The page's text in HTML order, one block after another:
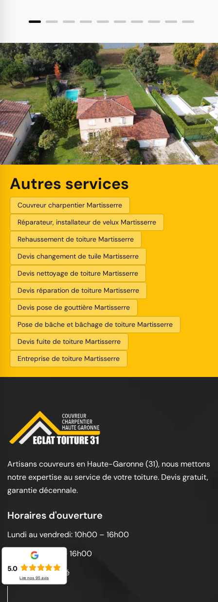
Autres services
Couvreur charpentier Martisserre
Réparateur, installateur de velux Martisserre
Rehaussement de toiture Martisserre
Devis changement de tuile Martisserre
Devis nettoyage de toiture Martisserre
Devis réparation de toiture Martisserre
Devis pose de gouttière Martisserre
Pose de bâche et bâchage de toiture Martisserre
Devis fuite de toiture Martisserre
Entreprise de toiture Martisserre
Artisans couvreurs en Haute-Garonne (31), nous mettons
notre expertise au service de votre toiture. Devis gratuit,
garantie décennale.
Horaires d'ouverture
Lundi au vendredi: 10h00 – 16h00
Samedi: 10h00 – 16h00
Dimanche: Fermé
5.0
Lire nos 95avis